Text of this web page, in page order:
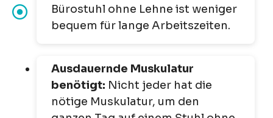
Bürostuhl ohne Lehne ist weniger
bequem für lange Arbeitszeiten.
Ausdauernde Muskulatur
benötigt: Nicht jeder hat die
nötige Muskulatur, um den